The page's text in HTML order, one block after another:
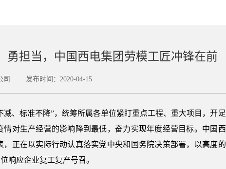
勇担当，中国西电集团劳模工匠冲锋在前
司 发布时间：2020-04-15
、标准不降”，统筹所属各单位紧盯重点工程、重大项目，开足
对生产经营的影响降到最低，奋力实现年度经营目标。中国西
正在以实际行动认真落实党中央和国务院决策部署，以高度的
响应企业复工复产号召。